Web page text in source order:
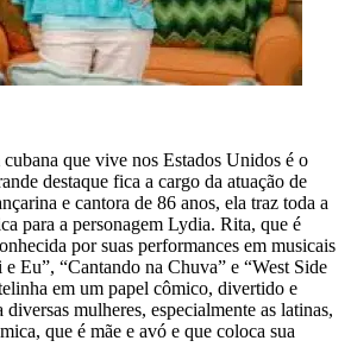
que vive nos Estados Unidos é o
destaque fica a cargo da atuação de
e cantora de 86 anos, ela traz toda a
para a personagem Lydia. Rita, que é
por suas performances em musicais
Eu”, “Cantando na Chuva” e “West Side
em um papel cômico, divertido e
mulheres, especialmente as latinas,
que é mãe e avó e que coloca sua